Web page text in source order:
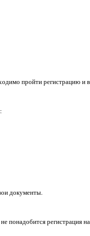
пройти регистрацию и
документы.
регистрация